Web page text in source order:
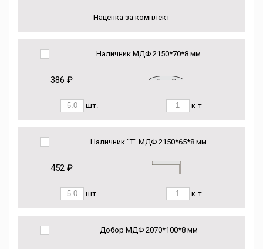
Наценка за комплект
Наличник МДФ 2150*70*8 мм
386 ₽
шт. к-т
Наличник "Т" МДФ 2150*65*8 мм
452 ₽
шт. к-т
Добор МДФ 2070*100*8 мм